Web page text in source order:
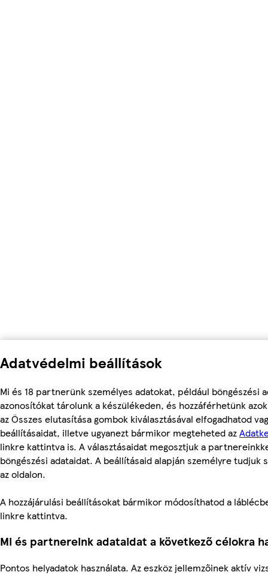
Adatvédelmi beállítások
Mi és 18 partnerünk személyes adatokat, például böngészési
azonosítókat tárolunk a készülékeden, és hozzáférhetünk
az Összes elutasítása gombok kiválasztásával elfogadhatod
beállításaidat, illetve ugyanezt bármikor megteheted az
linkre kattintva is. A választásaidat megosztjuk a
böngészési adataidat. A beállításaid alapján személyre tudjuk
az oldalon.
A hozzájárulási beállításokat bármikor módosíthatod a
linkre kattintva.
Mi és partnereink adataidat a következő célokra
Pontos helyadatok használata. Az eszköz jellemzőinek aktív